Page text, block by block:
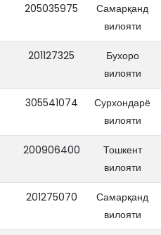
205035975
Самарқанд
вилояти
201127325
Бухоро
вилояти
305541074
Сурхондарё
вилояти
200906400
Тошкент
вилояти
201275070
Самарқанд
вилояти